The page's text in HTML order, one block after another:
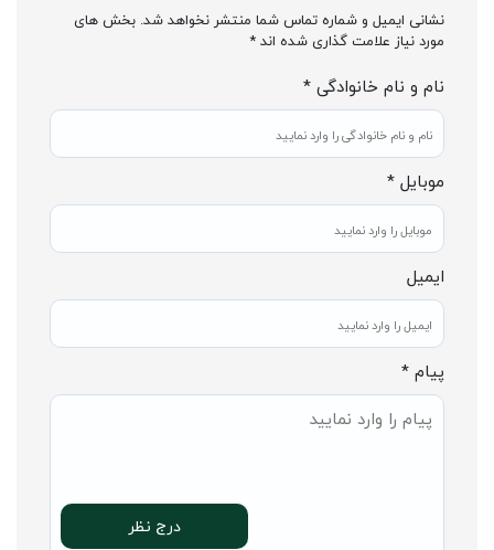
نشانی ایمیل و شماره تماس شما منتشر نخواهد شد. بخش های
مورد نیاز علامت گذاری شده اند *
نام و نام خانوادگی *
موبایل *
ایمیل
پیام *
درج نظر